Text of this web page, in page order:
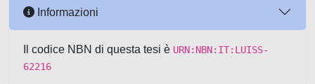
Informazioni
Il codice NBN di questa tesi è URN:NBN:IT:LUISS-
62216